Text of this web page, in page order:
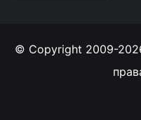
© Copyright 2009-